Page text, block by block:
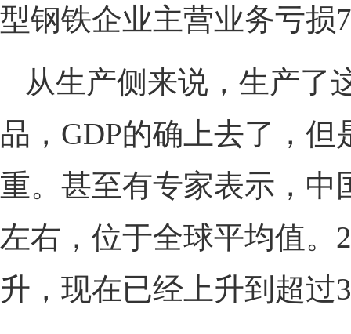
型钢铁企业主营业务亏损
从生产侧来说，生产了
品，GDP的确上去了，
重。甚至有专家表示，中
左右，位于全球平均值。
升，现在已经上升到超过